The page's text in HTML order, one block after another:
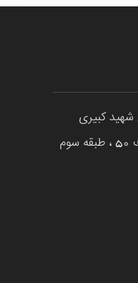
كبيرى